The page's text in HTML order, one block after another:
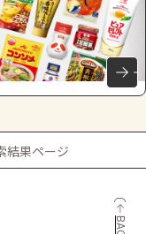
結果ページ